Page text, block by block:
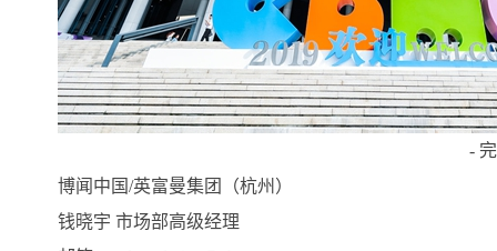
-
博闻中国/英富曼集团（杭州）
钱晓宇 市场部高级经理